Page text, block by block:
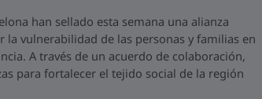
han sellado esta semana una alianza
la vulnerabilidad de las personas y familias en
A través de un acuerdo de colaboración,
para fortalecer el tejido social de la región